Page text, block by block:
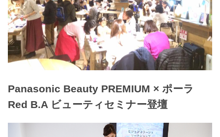
Panasonic Beauty PREMIUM × ポーラ
Red B.A ビューティセミナー登壇